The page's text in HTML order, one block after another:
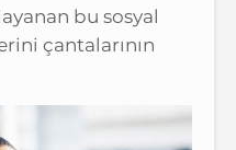
bu sosyal
çantalarının